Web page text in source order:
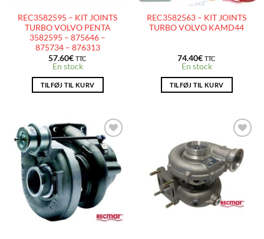
REC3582595 – KIT JOINTS
TURBO VOLVO PENTA
3582595 – 875646 –
875734 – 876313
57.60€ TTC
En stock
TILFØJ TIL KURV
REC3582563 – KIT JOINTS
TURBO VOLVO KAMD44
74.40€ TTC
En stock
TILFØJ TIL KURV
AJOUTER
À LA
LISTE
D’ENVIES
AJOUTER
À LA
LISTE
D’ENVIES